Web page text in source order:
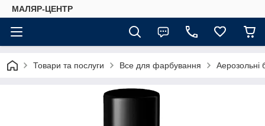
МАЛЯР-ЦЕНТР
Товари та послуги Все для фарбування Аерозольні